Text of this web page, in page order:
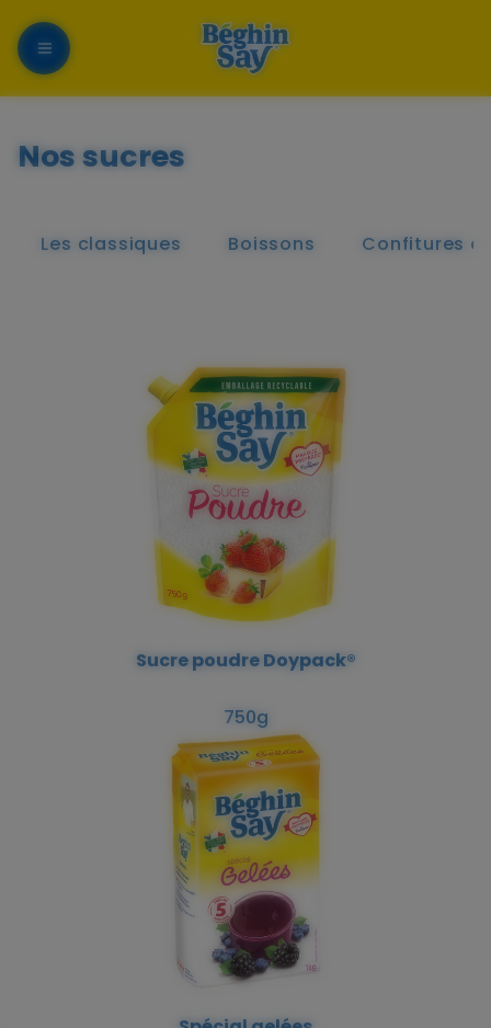
Menu
Nos sucres
Les classiques Boissons Confitures
Sucre poudre Doypack®
750g